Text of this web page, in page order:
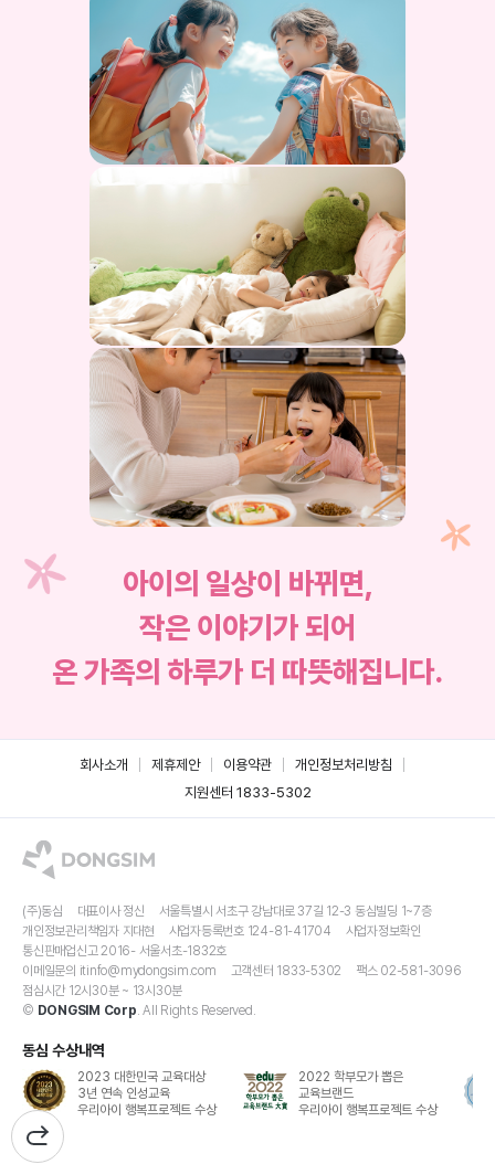
아이의 일상이 바뀌면,
작은 이야기가 되어
온 가족의 하루가 더 따뜻해집니다.
회사소개 제휴제안 이용약관
개인정보처리방침
지원센터 1833-5302
(주)동심 대표이사 정신
서울특별시 서초구 강남대로 37길 12-3 동심빌딩 1~7층
개인정보관리책임자 지대현
사업자등록번호 124-81-41704
사업자정보확인
통신판매업신고 2016- 서울서초-1832호
이메일문의 itinfo@mydongsim.com 고객센터 1833-5302
팩스 02-581-3096
점심시간 12시30분 ~ 13시30분
© DONGSIM Corp. All Rights Reserved.
동심 수상내역
2023 대한민국 교육대상
3년 연속 인성교육
우리아이 행복프로젝트 수상
2022 학부모가 뽑은
교육브랜드
우리아이 행복프로젝트 수상